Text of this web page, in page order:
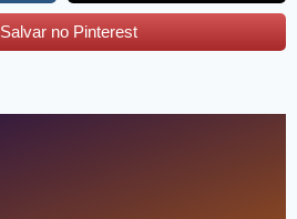
Salvar no Pinterest